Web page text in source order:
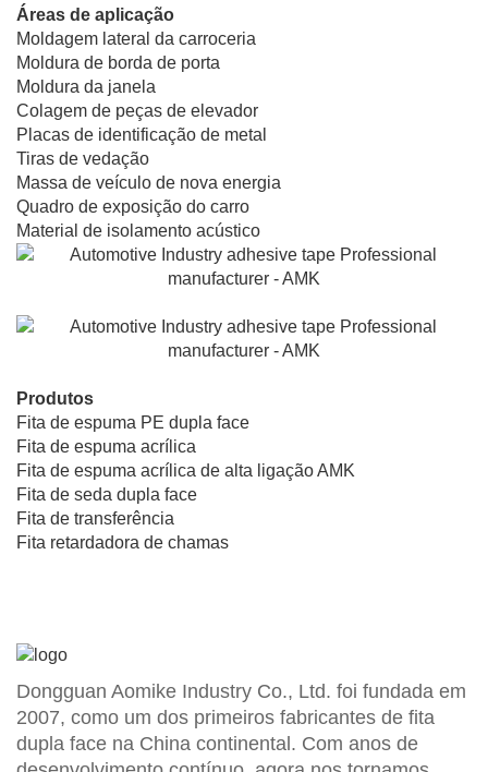
Áreas de aplicação
Moldagem lateral da carroceria
Moldura de borda de porta
Moldura da janela
Colagem de peças de elevador
Placas de identificação de metal
Tiras de vedação
Massa de veículo de nova energia
Quadro de exposição do carro
Material de isolamento acústico
Produtos
Fita de espuma PE dupla face
Fita de espuma acrílica
Fita de espuma acrílica de alta ligação AMK
Fita de seda dupla face
Fita de transferência
Fita retardadora de chamas
Dongguan Aomike Industry Co., Ltd. foi fundada em
2007, como um dos primeiros fabricantes de fita
dupla face na China continental. Com anos de